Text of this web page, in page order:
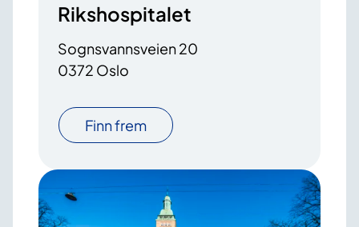
Rikshospitalet
Sognsvannsveien 20
0372 Oslo
Finn frem